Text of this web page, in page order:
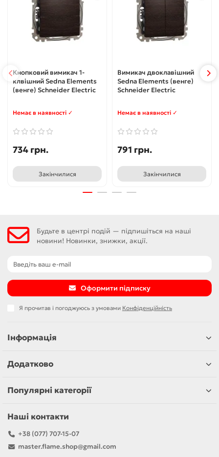
Кнопковий вимикач 1-
клвішний Sedna Elements
(венге) Schneider Electric
Немає в наявності ✓
734 грн.
Закінчилися
Вимикач двоклавішний
Sedna Elements (венге)
Schneider Electric
Немає в наявності ✓
791 грн.
Закінчилися
Будьте в центрі подій — підпишіться на наші
новини! Новинки, знижки, акції.
Оформити підписку
Я прочитав і погоджуюсь з умовами Конфіденційність
Інформація
Додатково
Популярні категорії
Наші контакти
+38 (077) 707-15-07
master.flame.shop@gmail.com